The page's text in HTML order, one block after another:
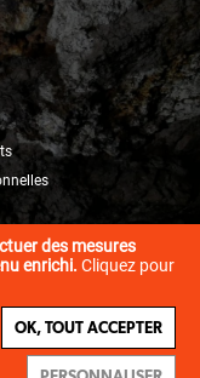
des mesures
enrichi. Cliquez pour
OK, TOUT ACCEPTER